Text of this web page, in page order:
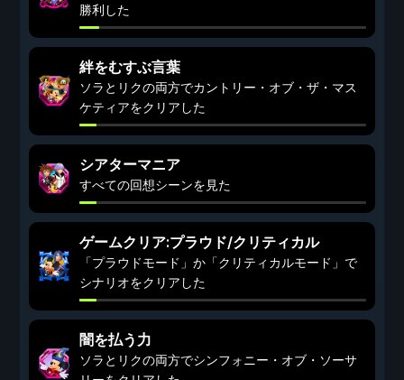
勝利した
絆をむすぶ言葉
ソラとリクの両方でカントリー・オブ・ザ・マス
ケティアをクリアした
シアターマニア
すべての回想シーンを見た
ゲームクリア:プラウド/クリティカル
「プラウドモード」か「クリティカルモード」で
シナリオをクリアした
闇を払う力
ソラとリクの両方でシンフォニー・オブ・ソーサ